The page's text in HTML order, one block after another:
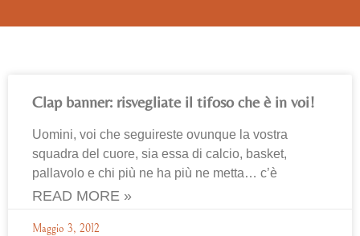
Clap banner: risvegliate il tifoso che è in voi!
Uomini, voi che seguireste ovunque la vostra
squadra del cuore, sia essa di calcio, basket,
pallavolo e chi più ne ha più ne metta… c’è
READ MORE »
Maggio 3, 2012